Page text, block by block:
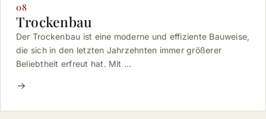
08
Trockenbau
Der Trockenbau ist eine moderne und effiziente Bauweise,
die sich in den letzten Jahrzehnten immer größerer
Beliebtheit erfreut hat. Mit …